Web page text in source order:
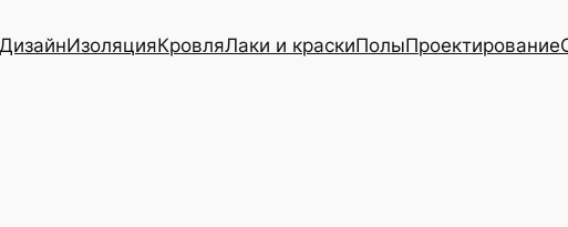
ДизайнИзоляцияКровляЛаки и краскиПолыПроектирование